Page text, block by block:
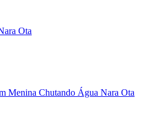
Ota
Menina Chutando Água Nara Ota